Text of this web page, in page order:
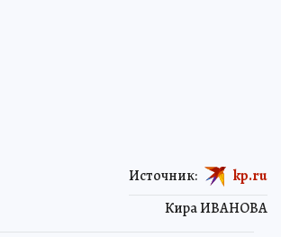
Кира ИВАНОВА
Источник: kp.ru